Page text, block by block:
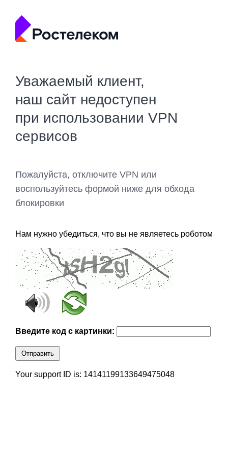
Уважаемый клиент,
наш сайт недоступен
при использовании VPN
сервисов
Пожалуйста, отключите VPN или
воспользуйтесь формой ниже для обхода
блокировки
Нам нужно убедиться, что вы не являетесь роботом
Введите код с картинки:
Отправить
Your support ID is: 14141199133649475048